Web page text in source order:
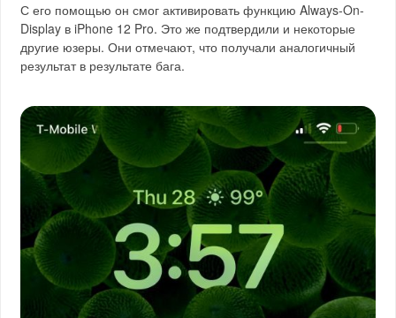
С его помощью он смог активировать функцию Always-On-
Display в iPhone 12 Pro. Это же подтвердили и некоторые
другие юзеры. Они отмечают, что получали аналогичный
результат в результате бага.